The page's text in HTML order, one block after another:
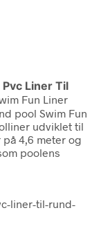
Liner Til
Fun Liner
pool Swim Fun
udviklet til
4,6 meter og
poolens
liner-til-rund-